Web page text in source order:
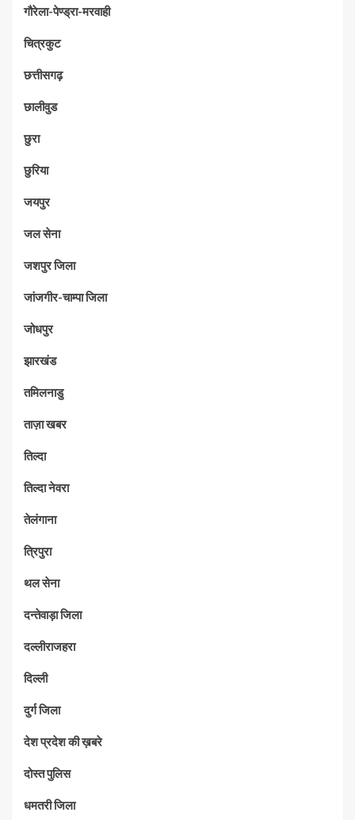
गौरेला-पेण्ड्रा-मरवाही
चित्रकुट
छत्तीसगढ़
छालीवुड
छुरा
छुरिया
जयपुर
जल सेना
जशपुर जिला
जांजगीर-चाम्पा जिला
जोधपुर
झारखंड
तमिलनाडु
ताज़ा खबर
तिल्दा
तिल्दा नेवरा
तेलंगाना
त्रिपुरा
थल सेना
दन्तेवाड़ा जिला
दल्लीराजहरा
दिल्ली
दुर्ग जिला
देश प्रदेश की ख़बरे
दोस्त पुलिस
धमतरी जिला